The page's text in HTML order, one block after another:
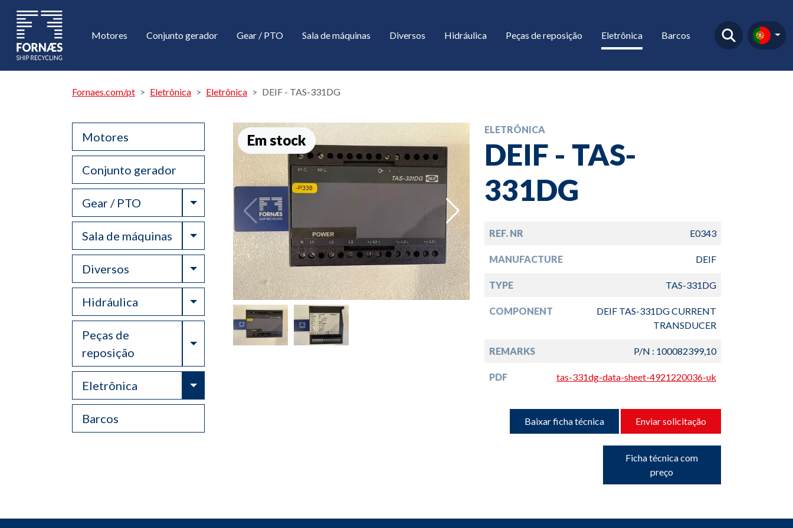
Motores Conjunto gerador Gear / PTO Sala de máquinas Diversos Hidráulica Peças de reposição Eletrônica Barcos
Fornaes.com/pt Eletrônica Eletrônica DEIF - TAS-331DG
Motores
Conjunto gerador
Gear / PTO Toggle Dropdown
Sala de máquinas Toggle Dropdown
Diversos Toggle Dropdown
Hidráulica Toggle Dropdown
Peças de
reposição
Toggle Dropdown
Eletrônica Toggle Dropdown
Barcos
Em stock
ELETRÔNICA
DEIF - TAS-
331DG
REF. NR E0343
MANUFACTURE DEIF
TYPE TAS-331DG
COMPONENT
DEIF TAS-331DG CURRENT
TRANSDUCER
REMARKS P/N : 100082399,10
PDF tas-331dg-data-sheet-4921220036-uk
Baixar ficha técnica Enviar solicitação
Ficha técnica com
preço